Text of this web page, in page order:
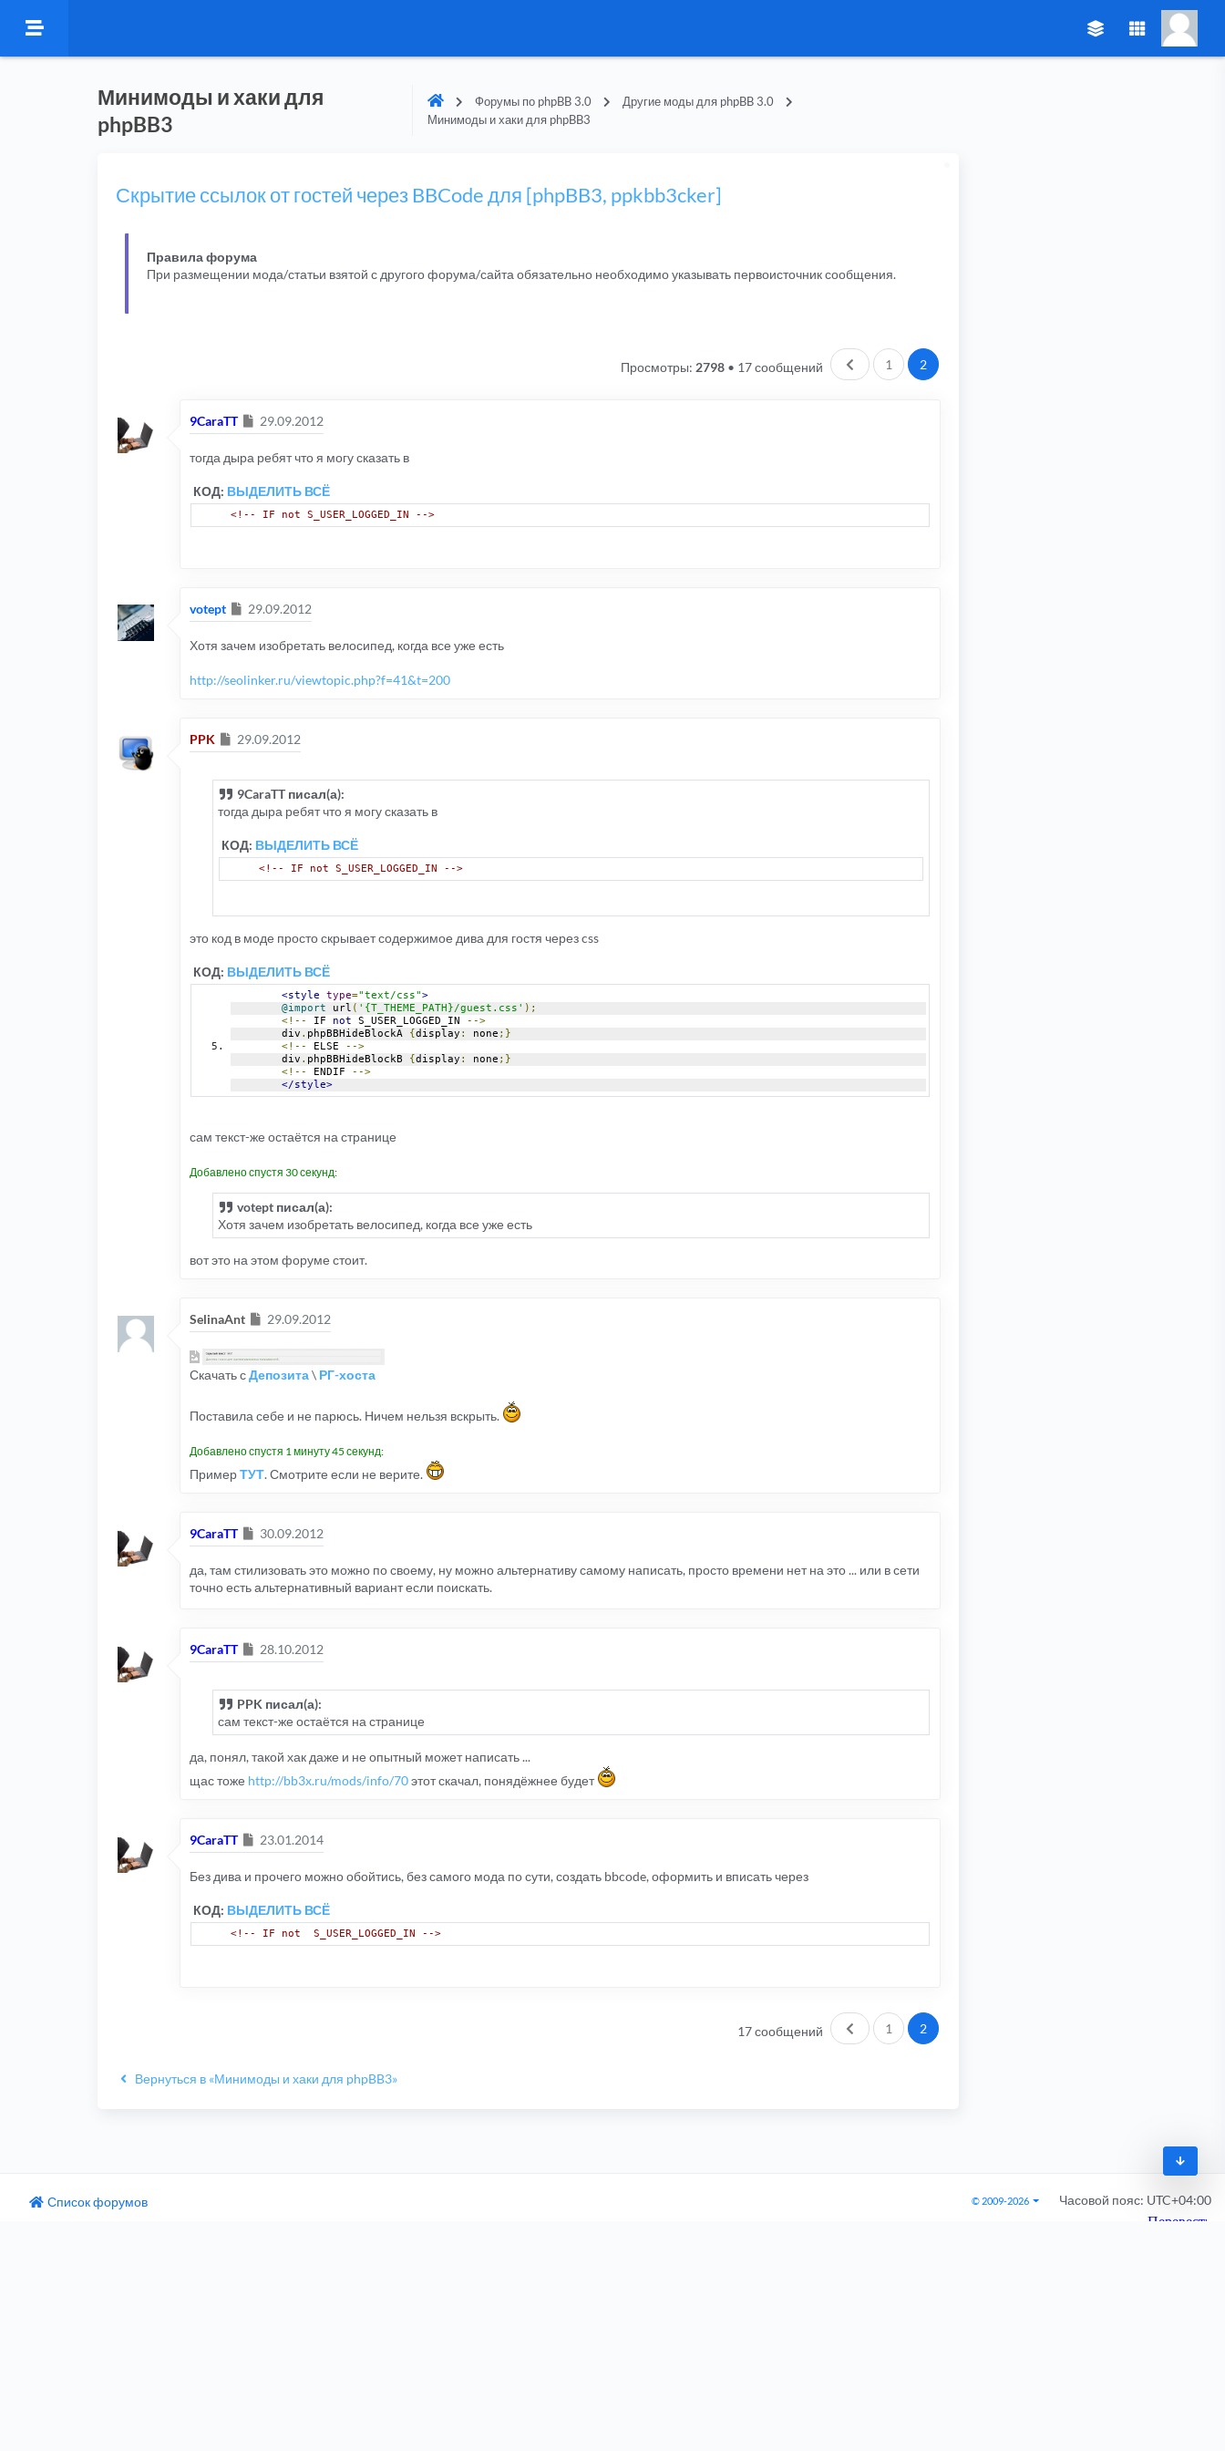
Минимоды и хаки для
phpBB3
Форумы по phpBB 3.0
Другие моды для phpBB 3.0
Минимоды и хаки для phpBB3
Скрытие ссылок от гостей через BBCode для [phpBB3, ppkbb3cker]
Правила форума
При размещении мода/статьи взятой с другого форума/сайта обязательно необходимо указывать первоисточник сообщения.
17 сообщений Пред.
1 2
Просмотры: 2798•
9CaraTT Сообщение
29.09.2012
тогда дыра ребят что я могу сказать в
КОД: ВЫДЕЛИТЬ ВСЁ
<!-- IF not S_USER_LOGGED_IN -->
votept Сообщение
29.09.2012
Хотя зачем изобретать велосипед, когда все уже есть
http://seolinker.ru/viewtopic.php?f=41&t=200
PPK Сообщение
29.09.2012
9CaraTT писал(а):
тогда дыра ребят что я могу сказать в
КОД: ВЫДЕЛИТЬ ВСЁ
<!-- IF not S_USER_LOGGED_IN -->
это код в моде просто скрывает содержимое дива для гостя через css
КОД: ВЫДЕЛИТЬ ВСЁ
<style type="text/css">
@import url ( '{T_THEME_PATH}/guest.css' );
<!--
IF not S_USER_LOGGED_IN -->
        div
. phpBBHideBlockA { display : none ;}
<!--
ELSE -->
        div
. phpBBHideBlockB { display : none ;}
<!--
ENDIF -->
</style>
сам текст-же остаётся на странице
Добавлено спустя 30 секунд:
votept писал(а):
Хотя зачем изобретать велосипед, когда все уже есть
вот это на этом форуме стоит.
SelinaAnt Сообщение
29.09.2012
Скачать сДепозита\ РГ-хоста
Поставила себе и не парюсь. Ничем нельзя вскрыть.
Добавлено спустя 1 минуту 45 секунд:
ПримерТУТ. Смотрите если не верите.
9CaraTT Сообщение
30.09.2012
да, там стилизовать это можно по своему, ну можно альтернативу самому написать, просто времени нет на это ... или в сети
точно есть альтернативный вариант если поискать.
9CaraTT Сообщение
28.10.2012
PPK писал(а):
сам текст-же остаётся на странице
да, понял, такой хак даже и не опытный может написать ...
щас тоже http://bb3x.ru/mods/info/70этот скачал, понядёжнее будет
9CaraTT Сообщение
23.01.2014
Без дива и прочего можно обойтись, без самого мода по сути, создать bbcode, оформить и вписать через
КОД: ВЫДЕЛИТЬ ВСЁ
<!-- IF not  S_USER_LOGGED_IN -->
17 сообщений Пред.
1 2
Вернуться в «Минимоды и хаки для phpBB3»
Список форумов © 2009-2026 Часовой пояс: UTC+04:00